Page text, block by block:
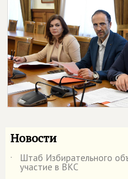
Новости
˙ Штаб Избирательного
участие в ВКС